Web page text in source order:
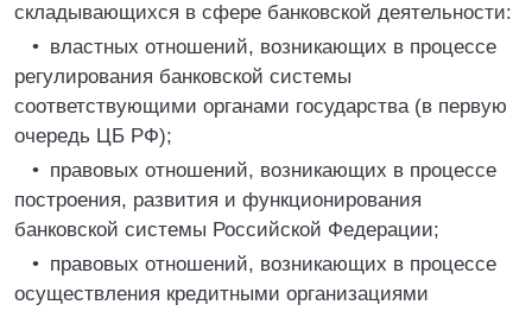
складывающихся в сфере банковской деятельности:
• властных отношений, возникающих в процессе
регулирования банковской системы
соответствующими органами государства (в первую
очередь ЦБ РФ);
• правовых отношений, возникающих в процессе
построения, развития и функционирования
банковской системы Российской Федерации;
• правовых отношений, возникающих в процессе
осуществления кредитными организациями